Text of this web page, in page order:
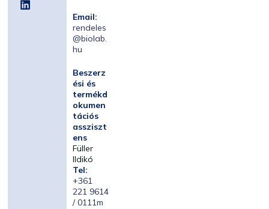
Email:
rendeles
@biolab.
hu
Beszerz
ési és
termékd
okumen
tációs
assziszt
ens
Füller
Ildikó
Tel:
+361
221 9614
/ 0111m